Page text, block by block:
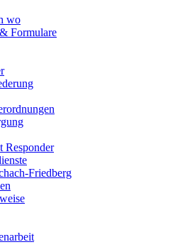
wo
Formulare
Responder
Friedberg